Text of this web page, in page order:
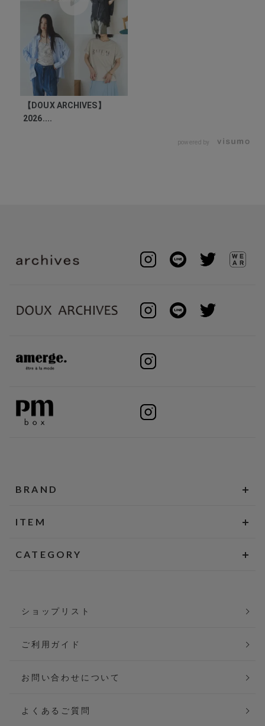
【DOUX ARCHIVES】
2026....
powered by
BRAND
ITEM
CATEGORY
ショップリスト
ご利用ガイド
お問い合わせについて
よくあるご質問